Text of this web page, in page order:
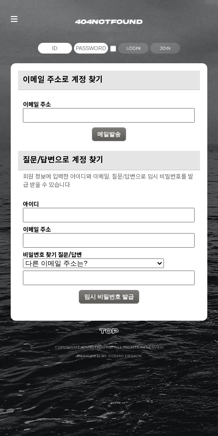
이메일 주소로 계정 찾기
이메일 주소
질문/답변으로 계정 찾기
회원 정보에 입력한 아이디와 이메일, 질문/답변으로 임시 비밀번호를 발
급 받을 수 있습니다.
아이디
이메일 주소
비밀번호 찾기 질문/답변
COPYRIGHT 404NOTFOUND. ALL RIGHTS RESERVED
DESIGNED BY. COSMO DESIGN